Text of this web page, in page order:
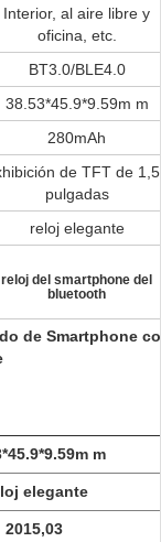
Interior, al aire libre y
oficina, etc.
BT3.0/BLE4.0
38.53*45.9*9.59m m
280mAh
de TFT de
pulgadas
reloj elegante
reloj del smartphone del
bluetooth
de Smartphone
m
elegante
2015,03